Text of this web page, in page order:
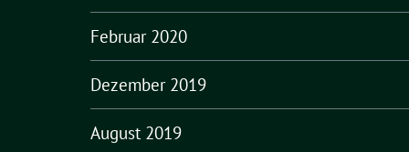
Februar 2020
Dezember 2019
August 2019